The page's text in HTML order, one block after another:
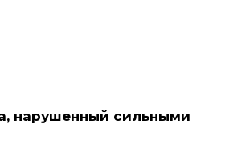
нарушенный сильными